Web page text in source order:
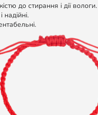
до стирання і дії вологи.
надійні.